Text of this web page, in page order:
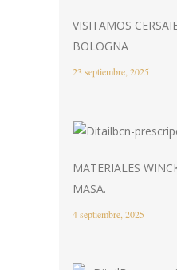
VISITAMOS
BOLOGNA
23 septiembre, 2025
MATERIALES
MASA.
4 septiembre, 2025